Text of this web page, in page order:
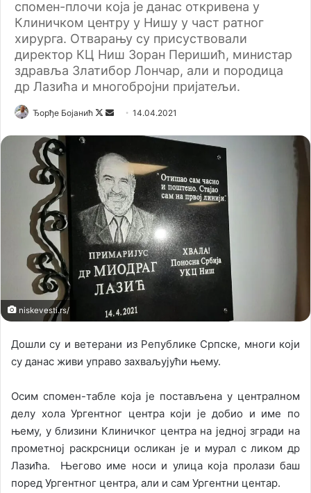
спомен-плочи која је данас откривена у
Клиничком центру у Нишу у част ратног
хирурга. Отварању су присуствовали
директор КЦ Ниш Зоран Перишић, министар
здравља Златибор Лончар, али и породица
др Лазића и многобројни пријатељи.
Ђорђе Бојанић
F
l
o
w
o
n
X
d
a
n
e
m
a
i
14.04.2021
niskevesti.rs/
Дошли су и ветерани из Републике Српске, многи који
су данас живи управо захваљујући њему.
Осим спомен-табле која је постављена у централном
делу хола Ургентног центра који је добио и име по
њему, у близини Клиничког центра на једној згради на
прометној раскрсници осликан је и мурал с ликом др
Лазића. Његово име носи и улица која пролази баш
поред Ургентног центра, али и сам Ургентни центар.